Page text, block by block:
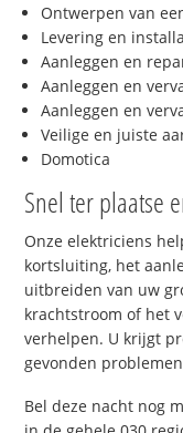
Ontwerpen van
Levering en
Aanleggen en
Aanleggen en
Aanleggen en
Veilige en juiste
Domotica
Snel ter plaatse
Onze elektriciens
kortsluiting, het
uitbreiden van uw
krachtstroom of het
verhelpen. U krijgt
gevonden
Bel deze nacht nog